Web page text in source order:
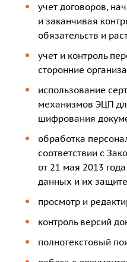
учет договоров,
и заканчивая
обязательств и
учет и контроль
сторонние
использование
механизмов ЭЦП
шифрования
обработка
соответствии с
от 21 мая 2013
данных и их
просмотр и
контроль версий
полнотекстовый